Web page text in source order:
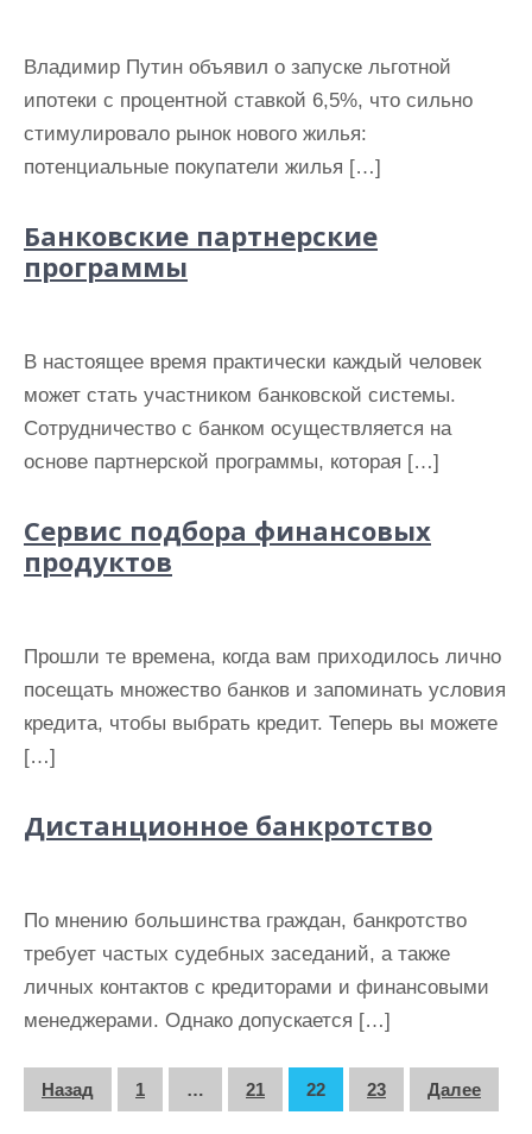
Владимир Путин объявил о запуске льготной
ипотеки с процентной ставкой 6,5%, что сильно
стимулировало рынок нового жилья:
потенциальные покупатели жилья […]
Банковские партнерские
программы
В настоящее время практически каждый человек
может стать участником банковской системы.
Сотрудничество с банком осуществляется на
основе партнерской программы, которая […]
Сервис подбора финансовых
продуктов
Прошли те времена, когда вам приходилось лично
посещать множество банков и запоминать условия
кредита, чтобы выбрать кредит. Теперь вы можете
[…]
Дистанционное банкротство
По мнению большинства граждан, банкротство
требует частых судебных заседаний, а также
личных контактов с кредиторами и финансовыми
менеджерами. Однако допускается […]
ПНазад 1 … 21 22 23 Далее